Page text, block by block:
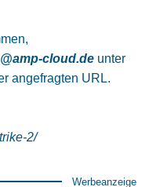
cloud.de unter
angefragten URL.
2/
Werbeanzeige